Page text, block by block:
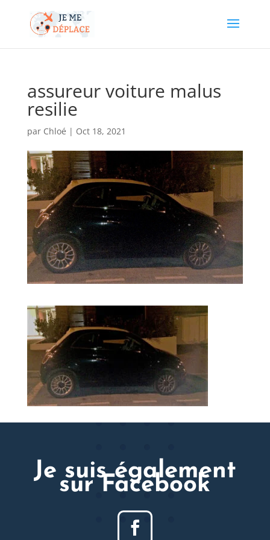
assureur voiture malus
resilie
par Chloé | Oct 18, 2021
Je suis également
sur Facebook